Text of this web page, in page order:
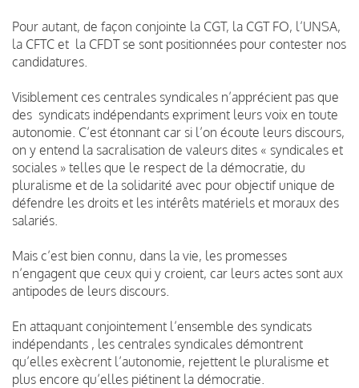
Pour autant, de façon conjointe la CGT, la CGT FO, l’UNSA,
la CFTC et la CFDT se sont positionnées pour contester nos
candidatures.
Visiblement ces centrales syndicales n’apprécient pas que
des syndicats indépendants expriment leurs voix en toute
autonomie. C’est étonnant car si l’on écoute leurs discours,
on y entend la sacralisation de valeurs dites « syndicales et
sociales » telles que le respect de la démocratie, du
pluralisme et de la solidarité avec pour objectif unique de
défendre les droits et les intérêts matériels et moraux des
salariés.
Mais c’est bien connu, dans la vie, les promesses
n’engagent que ceux qui y croient, car leurs actes sont aux
antipodes de leurs discours.
En attaquant conjointement l’ensemble des syndicats
indépendants , les centrales syndicales démontrent
qu’elles exècrent l’autonomie, rejettent le pluralisme et
plus encore qu’elles piétinent la démocratie.